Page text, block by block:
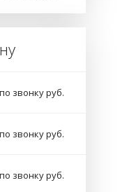
по звонку руб.
по звонку руб.
по звонку руб.